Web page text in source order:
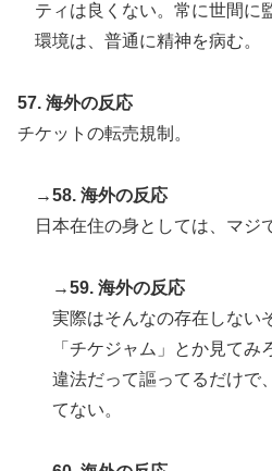
ティは良くない。常に世間に
環境は、普通に精神を病む。
57. 海外の反応
チケットの転売規制。
→58. 海外の反応
日本在住の身としては、マジ
→59. 海外の反応
実際はそんなの存在しない
「チケジャム」とか見てみ
違法だって謳ってるだけで
てない。